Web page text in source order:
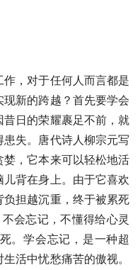
，对于任何人而言都是
新的跨越？首先要学会
日的荣耀裹足不前，就
失。唐代诗人柳宗元写
，它本来可以轻松地活
背在身上。由于它喜欢
担越沉重，终于被累死
会忘记，不懂得给心灵
。学会忘记，是一种超
活中忧愁痛苦的傲视。